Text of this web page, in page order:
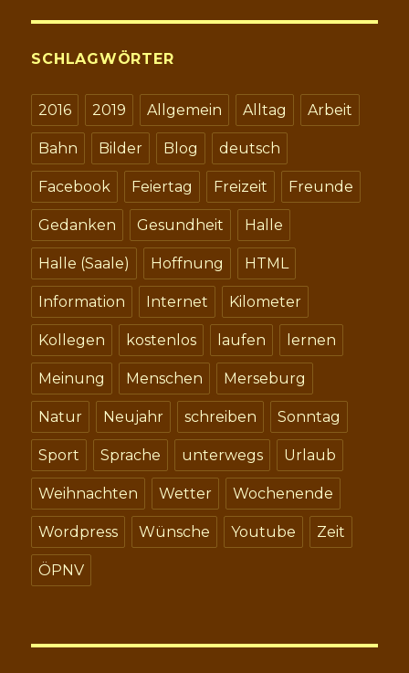
SCHLAGWÖRTER
2016 2019 Allgemein Alltag Arbeit
Bahn Bilder Blog deutsch
Facebook Feiertag Freizeit Freunde
Gedanken Gesundheit Halle
Halle (Saale) Hoffnung HTML
Information Internet Kilometer
Kollegen kostenlos laufen lernen
Meinung Menschen Merseburg
Natur Neujahr schreiben Sonntag
Sport Sprache unterwegs Urlaub
Weihnachten Wetter Wochenende
Wordpress Wünsche Youtube Zeit
ÖPNV